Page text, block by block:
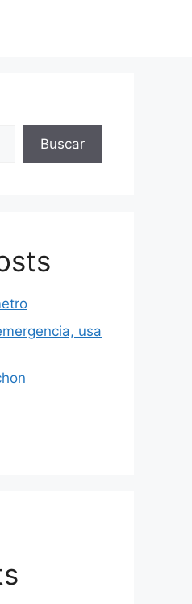
Buscar
usa